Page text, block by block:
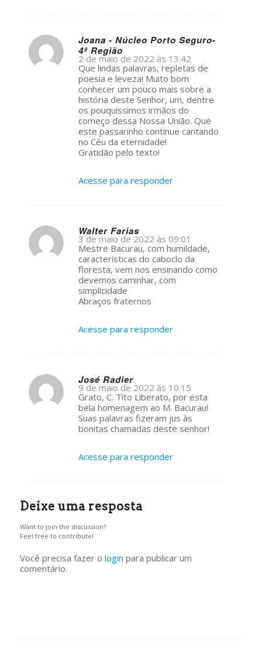
Joana - Núcleo Porto Seguro-
4ª Região
s
ays:
2 de maio de 2022 às 13:42
Que lindas palavras, repletas de
poesia e leveza! Muito bom
conhecer um pouco mais sobre a
história deste Senhor, um, dentre
os pouquíssimos irmãos do
começo dessa Nossa União. Que
este passarinho continue cantando
no Céu da eternidade!
Gratidão pelo texto!
Acesse para responder
Walter Farias
s
ays:
3 de maio de 2022 às 09:01
Mestre Bacurau, com humildade,
características do caboclo da
floresta, vem nos ensinando como
devemos caminhar, com
simplicidade
Abraços fraternos
Acesse para responder
José Radier
s
ays:
9 de maio de 2022 às 10:15
Grato, C. Tito Liberato, por esta
bela homenagem ao M. Bacurau!
Suas palavras fizeram jus às
bonitas chamadas deste senhor!
Acesse para responder
Deixe uma resposta
Want to join the discussion?
Feel free to contribute!
Você precisa fazer o login para publicar um
comentário.